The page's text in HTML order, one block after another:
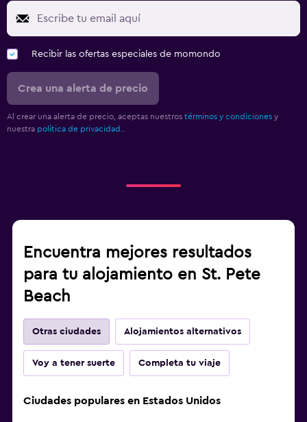
Recibir las ofertas especiales de momondo
Crea una alerta de precio
Al crear una alerta de precio, aceptas nuestros términos y condiciones y
nuestra política de privacidad.
Encuentra mejores resultados
para tu alojamiento en St. Pete
Beach
Otras ciudades Alojamientos alternativos
Voy a tener suerte Completa tu viaje
Ciudades populares en Estados Unidos